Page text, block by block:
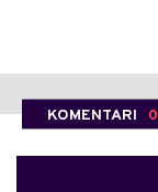
KOMENTARI 0